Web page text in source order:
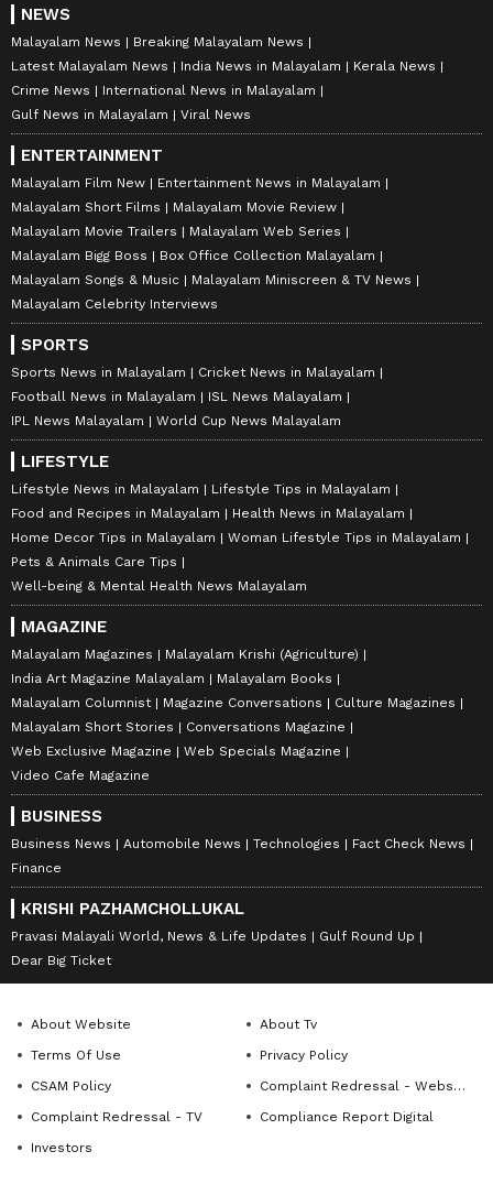
NEWS
Malayalam News
Breaking Malayalam News
Latest Malayalam News
India News in Malayalam
Kerala News
Crime News
International News in Malayalam
Gulf News in Malayalam
Viral News
ENTERTAINMENT
Malayalam Film New
Entertainment News in Malayalam
Malayalam Short Films
Malayalam Movie Review
Malayalam Movie Trailers
Malayalam Web Series
Malayalam Bigg Boss
Box Office Collection Malayalam
Malayalam Songs & Music
Malayalam Miniscreen & TV News
Malayalam Celebrity Interviews
SPORTS
Sports News in Malayalam
Cricket News in Malayalam
Football News in Malayalam
ISL News Malayalam
IPL News Malayalam
World Cup News Malayalam
LIFESTYLE
Lifestyle News in Malayalam
Lifestyle Tips in Malayalam
Food and Recipes in Malayalam
Health News in Malayalam
Home Decor Tips in Malayalam
Woman Lifestyle Tips in Malayalam
Pets & Animals Care Tips
Well-being & Mental Health News Malayalam
MAGAZINE
Malayalam Magazines
Malayalam Krishi (Agriculture)
India Art Magazine Malayalam
Malayalam Books
Malayalam Columnist
Magazine Conversations
Culture Magazines
Malayalam Short Stories
Conversations Magazine
Web Exclusive Magazine
Web Specials Magazine
Video Cafe Magazine
BUSINESS
Business News Automobile News Technologies
Fact Check News
Finance
KRISHI PAZHAMCHOLLUKAL
Pravasi Malayali World, News & Life Updates
Gulf Round Up
Dear Big Ticket
About Website
About Tv
Terms Of Use
Privacy Policy
CSAM Policy
Complaint Redressal - Website
Complaint Redressal - TV
Compliance Report Digital
Investors